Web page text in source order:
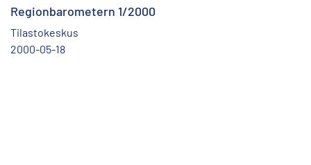
Regionbarometern 1/2000
Tilastokeskus
2000-05-18